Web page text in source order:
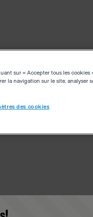
sur « Accepter tous les
la navigation sur le site, analyser
des cookies